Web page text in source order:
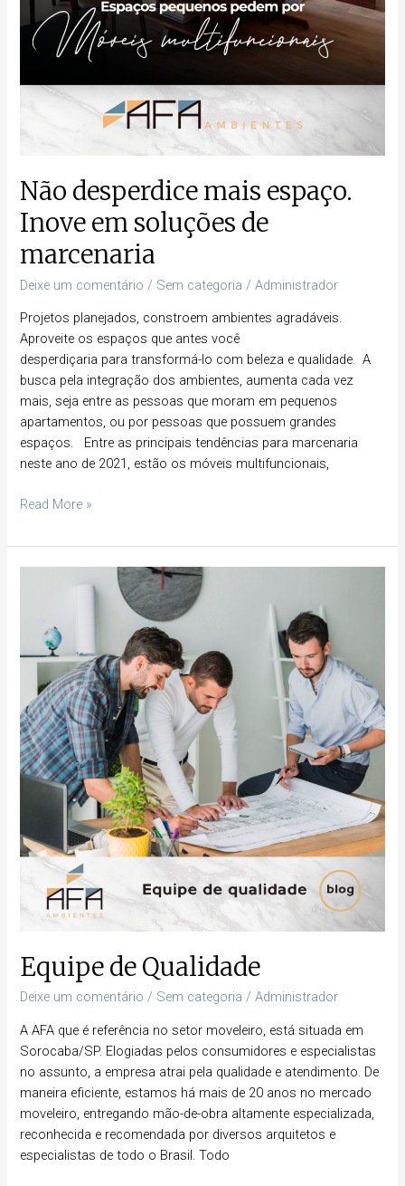
Não desperdice mais espaço.
Inove em soluções de
marcenaria
Deixe um comentário / Sem categoria /Administrador
Projetos planejados, constroem ambientes agradáveis.
Aproveite os espaços que antes você
desperdiçaria para transformá-lo com beleza e qualidade. A
busca pela integração dos ambientes, aumenta cada vez
mais, seja entre as pessoas que moram em pequenos
apartamentos, ou por pessoas que possuem grandes
espaços. Entre as principais tendências para marcenaria
neste ano de 2021, estão os móveis multifuncionais,
Read More »
Equipe de Qualidade
Deixe um comentário / Sem categoria /Administrador
A AFA que é referência no setor moveleiro, está situada em
Sorocaba/SP. Elogiadas pelos consumidores e especialistas
no assunto, a empresa atrai pela qualidade e atendimento. De
maneira eficiente, estamos há mais de 20 anos no mercado
moveleiro, entregando mão-de-obra altamente especializada,
reconhecida e recomendada por diversos arquitetos e
especialistas de todo o Brasil. Todo